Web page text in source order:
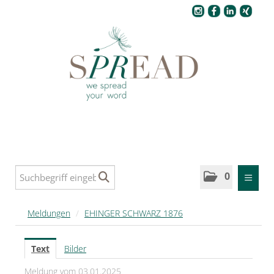
0
MELDUNGEN
SPREAD
SPREAD Medleys für Deutschland
Meldungen / EHINGER SCHWARZ 1876
Text
Bilder
Meldung vom 03.01.2025